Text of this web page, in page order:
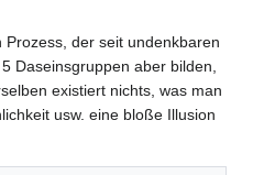
der seit undenkbaren
Daseinsgruppen aber bilden,
existiert nichts, was man
usw. eine bloße Illusion